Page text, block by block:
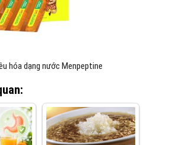
hóa dạng nước Menpeptine